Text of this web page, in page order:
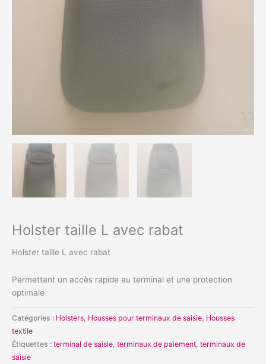
Holster taille L avec rabat
Holster taille L avec rabat
Permettant un accès rapide au terminal et une protection
optimale
Catégories : Holsters, Housses pour terminaux de saisie, Housses
textile
Étiquettes : terminal de saisie, terminaux de paiement, terminaux de
saisie